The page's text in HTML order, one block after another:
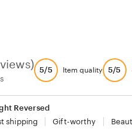
5/5 Item quality 5/5
Reversed
shipping Gift-worthy